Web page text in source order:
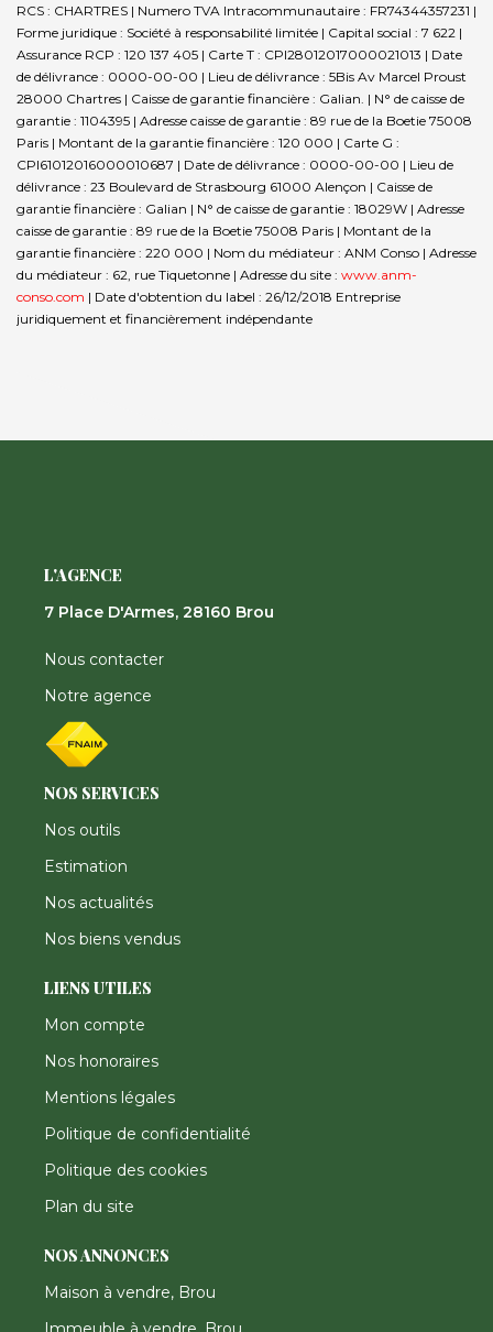
RCS : CHARTRES | Numero TVA Intracommunautaire : FR74344357231 |
Forme juridique : Société à responsabilité limitée | Capital social : 7 622 |
Assurance RCP : 120 137 405 | Carte T : CPI28012017000021013 | Date
de délivrance : 0000-00-00 | Lieu de délivrance : 5Bis Av Marcel Proust
28000 Chartres | Caisse de garantie financière : Galian. | N° de caisse de
garantie : 1104395 | Adresse caisse de garantie : 89 rue de la Boetie 75008
Paris | Montant de la garantie financière : 120 000 | Carte G :
CPI61012016000010687 | Date de délivrance : 0000-00-00 | Lieu de
délivrance : 23 Boulevard de Strasbourg 61000 Alençon | Caisse de
garantie financière : Galian | N° de caisse de garantie : 18029W | Adresse
caisse de garantie : 89 rue de la Boetie 75008 Paris | Montant de la
garantie financière : 220 000 | Nom du médiateur : ANM Conso | Adresse
du médiateur : 62, rue Tiquetonne | Adresse du site : www.anm-
conso.com | Date d'obtention du label : 26/12/2018 Entreprise
juridiquement et financièrement indépendante
L'AGENCE
7 Place D'Armes, 28160 Brou
Nous contacter
Notre agence
NOS SERVICES
Nos outils
Estimation
Nos actualités
Nos biens vendus
LIENS UTILES
Mon compte
Nos honoraires
Mentions légales
Politique de confidentialité
Politique des cookies
Plan du site
NOS ANNONCES
Maison à vendre, Brou